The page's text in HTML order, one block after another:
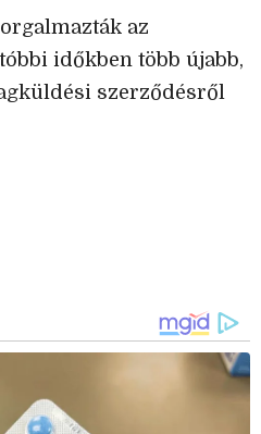
az
időkben több újabb,
szerződésről